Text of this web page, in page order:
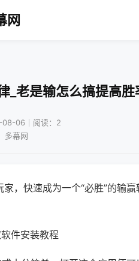
网
_老是输怎么搞提高
06｜阅读：2
多幕网
，快速成为一个“必胜”的输
件安装教程